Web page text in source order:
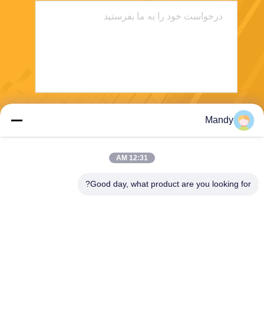
Mandy
12:31 AM
Good day, what product are you looking for?